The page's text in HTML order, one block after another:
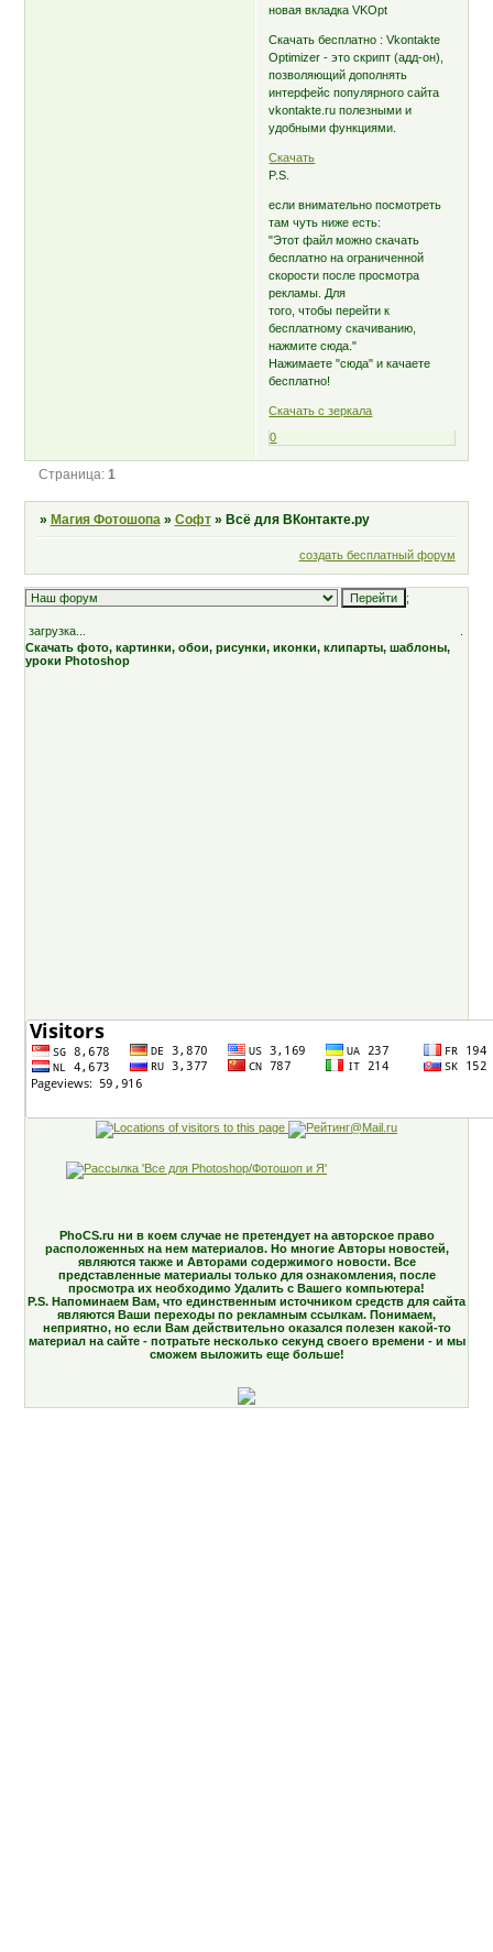
новая вкладка VKOpt
Скачать бесплатно : Vkontakte
Optimizer - это скрипт (адд-он),
позволяющий дополнять
интерфейс популярного сайта
vkontakte.ru полезными и
удобными функциями.
Скачать
P.S.
если внимательно посмотреть
там чуть ниже есть:
"Этот файл можно скачать
бесплатно на ограниченной
скорости после просмотра
рекламы. Для
того, чтобы перейти к
бесплатному скачиванию,
нажмите сюда."
Нажимаете "сюда" и качаете
бесплатно!
Скачать с зеркала
0
Страница: 1
» Магия Фотошопа » Софт » Всё для ВКонтакте.ру
создать бесплатный форум
;
загрузка...
Скачать фото, картинки, обои, рисунки, иконки, клипарты, шаблоны,
уроки Photoshop
PhoCS.ru ни в коем случае не претендует на авторское право
расположенных на нем материалов. Но многие Авторы новостей,
являются также и Авторами содержимого новости. Все
представленные материалы только для ознакомления, после
просмотра их необходимо Удалить с Вашего компьютера!
P.S. Напоминаем Вам, что единственным источником средств для сайта
являются Ваши переходы по рекламным ссылкам. Понимаем,
неприятно, но если Вам действительно оказался полезен какой-то
материал на сайте - потратьте несколько секунд своего времени - и мы
сможем выложить еще больше!